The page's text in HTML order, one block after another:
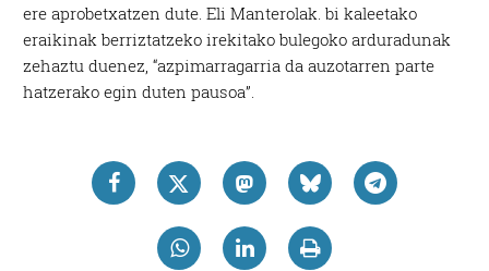
ere aprobetxatzen dute. Eli Manterolak. bi kaleetako
eraikinak berriztatzeko irekitako bulegoko arduradunak
zehaztu duenez, “azpimarragarria da auzotarren parte
hatzerako egin duten pausoa”.